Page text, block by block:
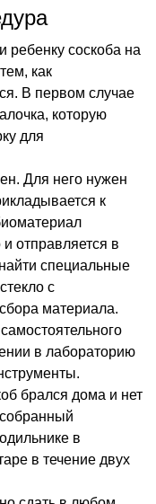
ребенку соскоба на
как
В первом случае
которую
для
Для него нужен
к
отправляется в
специальные
с
материала.
в лабораторию
брался дома и нет
в
в течение двух